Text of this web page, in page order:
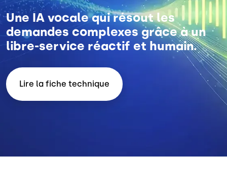
Une IA vocale qui résout les
demandes complexes grâce à un
libre-service réactif et humain.
Lire la fiche technique